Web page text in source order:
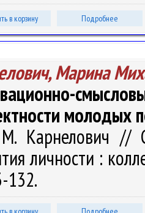
в корзину Подробнее
Марина
молодых
Карнелович //
личности :
132.